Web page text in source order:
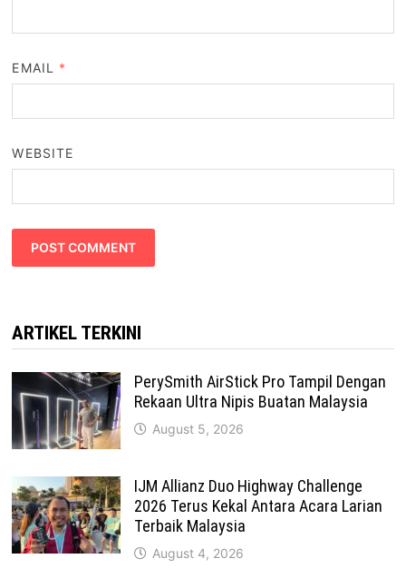
EMAIL *
WEBSITE
ARTIKEL TERKINI
PerySmith AirStick Pro Tampil Dengan
Rekaan Ultra Nipis Buatan Malaysia
August 5, 2026
IJM Allianz Duo Highway Challenge
2026 Terus Kekal Antara Acara Larian
Terbaik Malaysia
August 4, 2026